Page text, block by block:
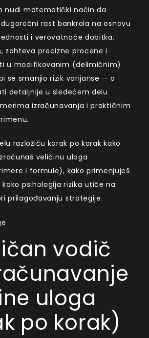
nudi matematički način da
rast bankrola na osnovu
i verovatnoće dobitka.
zahteva precizne procene i
u modifikovanim (delimičnim)
se smanjio rizik varijanse — o
detaljnije u sledećem delu
izračunavanja i praktičnim
razložiću korak po korak kako
veličinu uloga
i formule), kako primenjuješ
kako psihologija rizika utiče na
prilagođavanju strategije.
vodič
uloga
po korak)